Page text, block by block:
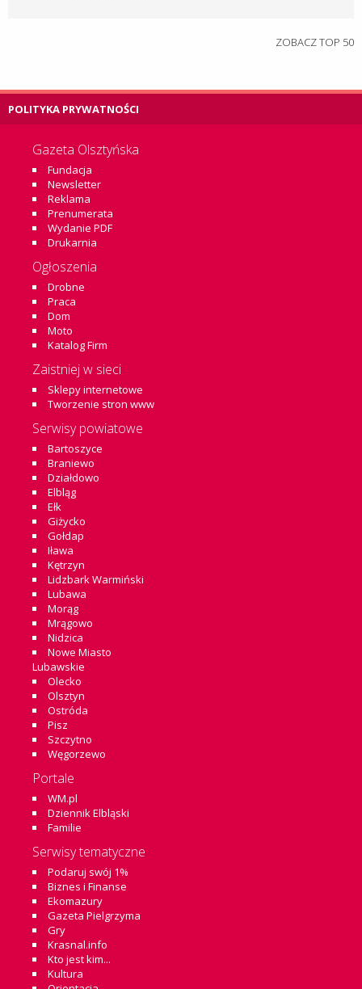
ZOBACZ TOP 50
POLITYKA PRYWATNOŚCI
Gazeta Olsztyńska
Fundacja
Newsletter
Reklama
Prenumerata
Wydanie PDF
Drukarnia
Ogłoszenia
Drobne
Praca
Dom
Moto
Katalog Firm
Zaistniej w sieci
Sklepy internetowe
Tworzenie stron www
Serwisy powiatowe
Bartoszyce
Braniewo
Działdowo
Elbląg
Ełk
Giżycko
Gołdap
Iława
Kętrzyn
Lidzbark Warmiński
Lubawa
Morąg
Mrągowo
Nidzica
Nowe Miasto
Lubawskie
Olecko
Olsztyn
Ostróda
Pisz
Szczytno
Węgorzewo
Portale
WM.pl
Dziennik Elbląski
Familie
Serwisy tematyczne
Podaruj swój 1%
Biznes i Finanse
Ekomazury
Gazeta Pielgrzyma
Gry
Krasnal.info
Kto jest kim...
Kultura